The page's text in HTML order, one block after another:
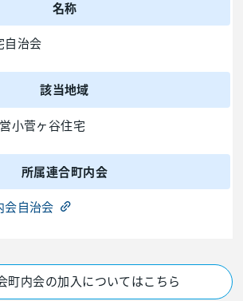
名称
自治会
該当地域
小菅ヶ谷住宅
所属連合町内会
会自治会
町内会の加入についてはこちら